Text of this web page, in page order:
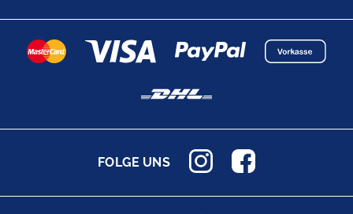
FOLGE UNS